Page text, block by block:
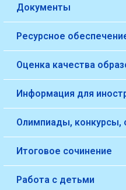
Документы
Ресурсное
Оценка качества
Информация для
Олимпиады, конкурсы,
Итоговое сочинение
Работа с детьми